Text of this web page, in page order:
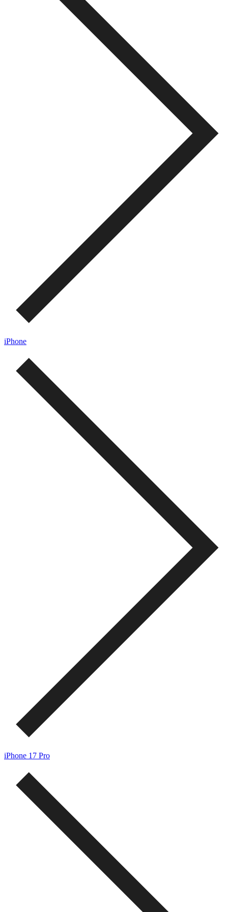
iPhone
iPhone 17 Pro